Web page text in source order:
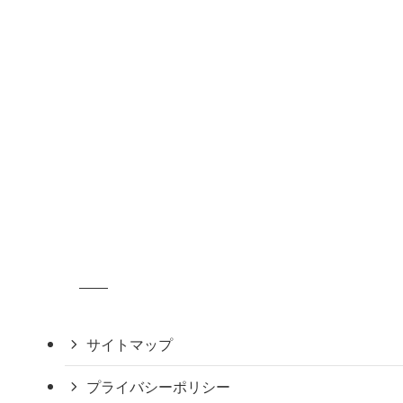
サイトマップ
プライバシーポリシー